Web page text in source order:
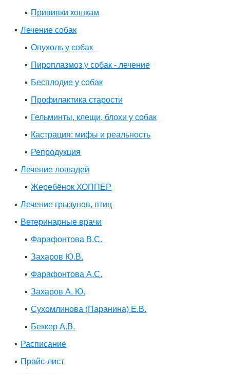
Прививки кошкам
Лечение собак
Опухоль у собак
Пироплазмоз у собак - лечение
Бесплодие у собак
Профилактика старости
Гельминты, клещи, блохи у собак
Кастрация: мифы и реальность
Репродукция
Лечение лошадей
Жеребёнок ХОППЕР
Лечение грызунов, птиц
Ветеринарные врачи
Фарафонтова В.С.
Захаров Ю.В.
Фарафонтова А.С.
Захаров А. Ю.
Сухомлинова (Паранина) Е.В.
Беккер А.В.
Расписание
Прайс-лист